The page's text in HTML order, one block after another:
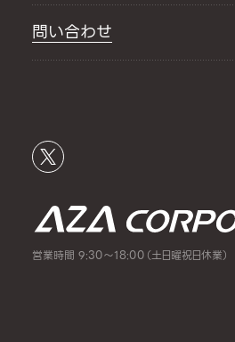
問い合わせ
営業時間 9:30～18:00（土日曜祝日休業）